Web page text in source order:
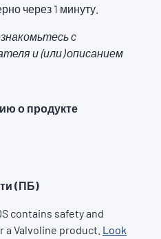
через 1 минуту.
с
и (или) описанием
о продукте
(ПБ)
contains safety and
Valvoline product. Look